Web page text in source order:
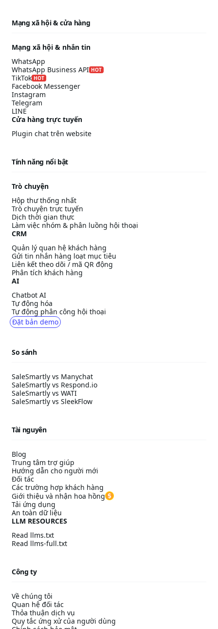
Mạng xã hội & cửa hàng
Mạng xã hội & nhắn tin
WhatsApp
WhatsApp Business API HOT
TikTok HOT
Facebook Messenger
Instagram
Telegram
LINE
Cửa hàng trực tuyến
Plugin chat trên website
Tính năng nổi bật
Trò chuyện
Hộp thư thống nhất
Trò chuyện trực tuyến
Dịch thời gian thực
Làm việc nhóm & phân luồng hội thoại
CRM
Quản lý quan hệ khách hàng
Gửi tin nhắn hàng loạt mục tiêu
Liên kết theo dõi / mã QR động
Phân tích khách hàng
AI
Chatbot AI
Tự động hóa
Tự động phân công hội thoại
Đặt bản demo
So sánh
SaleSmartly vs Manychat
SaleSmartly vs Respond.io
SaleSmartly vs WATI
SaleSmartly vs SleekFlow
Tài nguyên
Blog
Trung tâm trợ giúp
Hướng dẫn cho người mới
Đối tác
Các trường hợp khách hàng
Giới thiệu và nhận hoa hồng
Tải ứng dụng
An toàn dữ liệu
LLM RESOURCES
Read llms.txt
Read llms-full.txt
Công ty
Về chúng tôi
Quan hệ đối tác
Thỏa thuận dịch vụ
Quy tắc ứng xử của người dùng